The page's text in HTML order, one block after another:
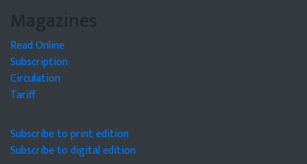
Magazines
Read Online
Subscription
Circulation
Tariff
Subscribe to print edition
Subscribe to digital edition